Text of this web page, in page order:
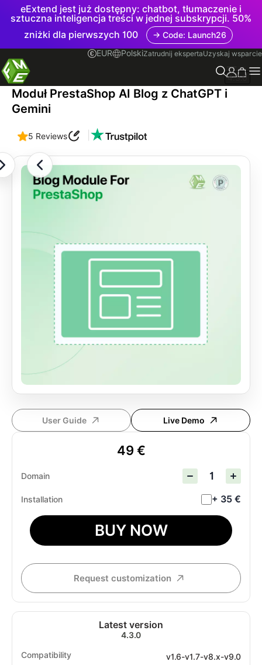
eExtend jest już dostępny: chatbot, tłumaczenie i
sztuczna inteligencja treści w jednej subskrypcji. 50%
zniżki dla pierwszych 100
→ Code: Launch26
EUR
PolskiZatrudnij ekspertaUzyskaj wsparcie
User Guide Live Demo
4.3.0
Moduł PrestaShop AI Blog z ChatGPT i
Gemini
5 Reviews
49 €
Domain
Installation + 35 €
BUY NOW
Request customization
Latest version
4.3.0
Compatibility
v1.6-v1.7-v8.x-v9.0